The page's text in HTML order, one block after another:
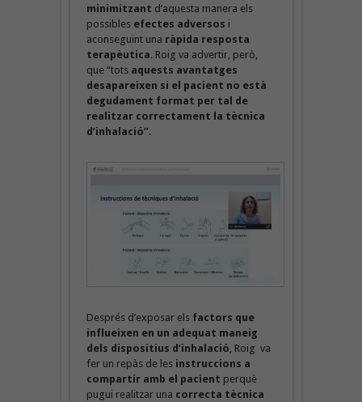
minimitzant d’aquesta manera els
possiblesefectes adversos i
aconseguint una ràpida resposta
terapèutica. Roig va advertir, però,
que “tots aquests avantatges
desapareixen si el pacient no està
degudament format per tal de
realitzar correctament la tècnica
d’inhalació”.
Després d’exposar els factors que
influeixen en un adequat maneig
dels dispositius d’inhalació , Roig va
fer un repàs de les instruccions a
compartir amb el pacient perquè
pugui realitzar una correcta tècnica